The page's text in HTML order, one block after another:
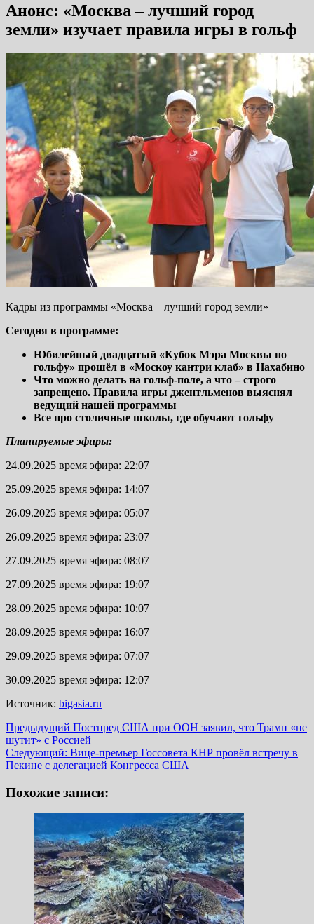
Анонс: «Москва – лучший город
земли» изучает правила игры в гольф
Кадры из программы «Москва – лучший город земли»
Сегодня в программе:
Юбилейный двадцатый «Кубок Мэра Москвы по
гольфу» прошёл в «Москоу кантри клаб» в Нахабино
Что можно делать на гольф-поле, а что – строго
запрещено. Правила игры джентльменов выяснял
ведущий нашей программы
Все про столичные школы, где обучают гольфу
Планируемые эфиры:
24.09.2025 время эфира: 22:07
25.09.2025 время эфира: 14:07
26.09.2025 время эфира: 05:07
26.09.2025 время эфира: 23:07
27.09.2025 время эфира: 08:07
27.09.2025 время эфира: 19:07
28.09.2025 время эфира: 10:07
28.09.2025 время эфира: 16:07
29.09.2025 время эфира: 07:07
30.09.2025 время эфира: 12:07
Источник: bigasia.ru
Навигация
записи
Предыдущий Постпред США при ООН заявил, что Трамп «не
шутит» с Россией
Следующий: Вице-премьер Госсовета КНР провёл встречу в
Пекине с делегацией Конгресса США
Похожие записи: